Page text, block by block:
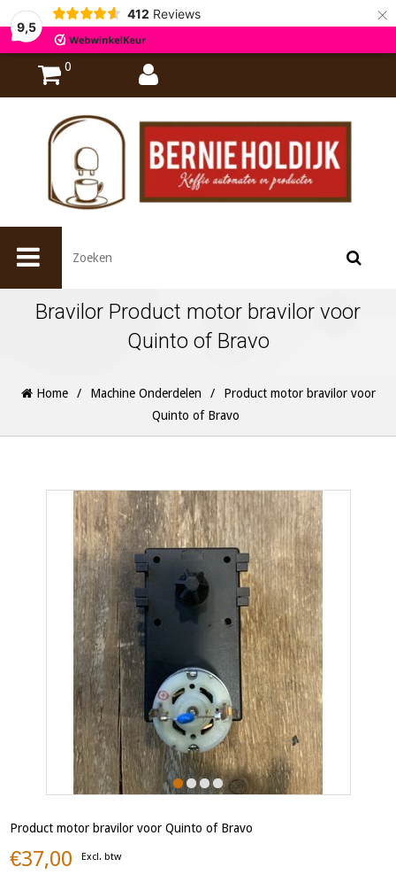
9,5
412 Reviews ×
0
Bravilor Product motor bravilor voor
Quinto of Bravo
Home / Machine Onderdelen /
Product motor bravilor voor
Quinto of Bravo
Product motor bravilor voor Quinto of Bravo
€37,00 Excl. btw